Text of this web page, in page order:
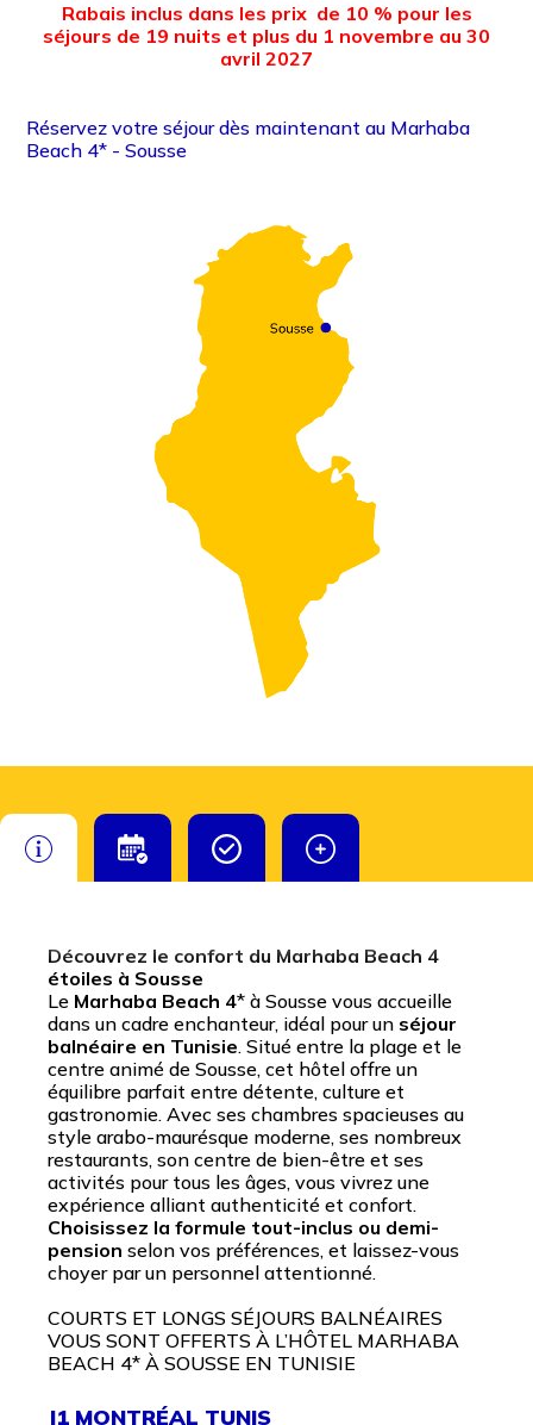
Rabais inclus dans les prix de 10 % pour les
séjours de 19 nuits et plus du 1 novembre au 30
avril 2027
Réservez votre séjour dès maintenant au Marhaba
Beach 4* - Sousse
Découvrez le confort du Marhaba Beach 4
étoiles à Sousse
Le Marhaba Beach 4* à Sousse vous accueille
dans un cadre enchanteur, idéal pour un séjour
balnéaire en Tunisie. Situé entre la plage et le
centre animé de Sousse, cet hôtel offre un
équilibre parfait entre détente, culture et
gastronomie. Avec ses chambres spacieuses au
style arabo-maurésque moderne, ses nombreux
restaurants, son centre de bien-être et ses
activités pour tous les âges, vous vivrez une
expérience alliant authenticité et confort.
Choisissez la formule tout-inclus ou demi-
pension selon vos préférences, et laissez-vous
choyer par un personnel attentionné.
COURTS ET LONGS SÉJOURS BALNÉAIRES
VOUS SONT OFFERTS À L’HÔTEL MARHABA
BEACH 4* À SOUSSE EN TUNISIE
J1 MONTRÉAL TUNIS